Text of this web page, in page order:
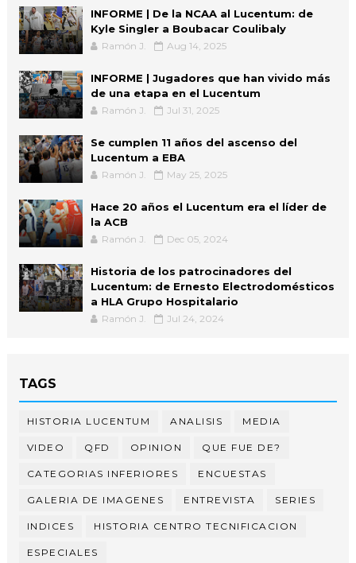
INFORME | De la NCAA al Lucentum: de
Kyle Singler a Boubacar Coulibaly
Ramón J. Aug 14, 2025
INFORME | Jugadores que han vivido más
de una etapa en el Lucentum
Ramón J. Jul 31, 2025
Se cumplen 11 años del ascenso del
Lucentum a EBA
Ramón J. May 25, 2025
Hace 20 años el Lucentum era el líder de
la ACB
Ramón J. Dec 05, 2024
Historia de los patrocinadores del
Lucentum: de Ernesto Electrodomésticos
a HLA Grupo Hospitalario
Ramón J. Jul 24, 2024
TAGS
HISTORIA LUCENTUM ANALISIS MEDIA
VIDEO QFD OPINION QUE FUE DE?
CATEGORIAS INFERIORES ENCUESTAS
GALERIA DE IMAGENES ENTREVISTA SERIES
INDICES HISTORIA CENTRO TECNIFICACION
ESPECIALES